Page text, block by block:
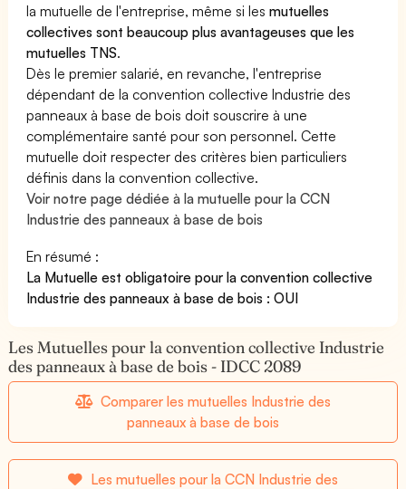
la mutuelle de l'entreprise, même si lesmutuelles
collectives sont beaucoup plus avantageuses que les
mutuelles TNS.
Dès le premier salarié, en revanche, l'entreprise
dépendant de la convention collective Industrie des
panneaux à base de bois doit souscrire à une
complémentaire santé pour son personnel. Cette
mutuelle doit respecter des critères bien particuliers
définis dans la convention collective.
Voir notre page dédiée à la mutuelle pour la CCN
Industrie des panneaux à base de bois
En résumé :
La Mutuelle est obligatoire pour la convention collective
Industrie des panneaux à base de bois : OUI
Les Mutuelles pour la convention collective Industrie
des panneaux à base de bois - IDCC 2089
Comparer les mutuelles Industrie des
panneaux à base de bois
Les mutuelles pour la CCN Industrie des